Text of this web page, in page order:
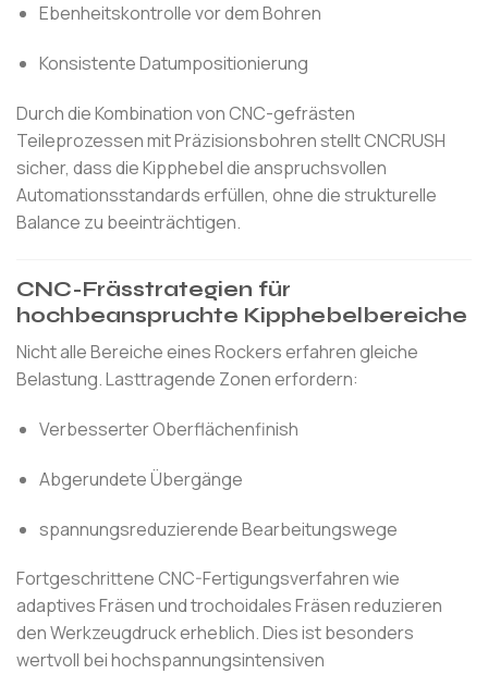
Ebenheitskontrolle vor dem Bohren
Konsistente Datumpositionierung
Durch die Kombination von CNC-gefrästen
Teileprozessen mit Präzisionsbohren stellt CNCRUSH
sicher, dass die Kipphebel die anspruchsvollen
Automationsstandards erfüllen, ohne die strukturelle
Balance zu beeinträchtigen.
CNC-Frässtrategien für
hochbeanspruchte Kipphebelbereiche
Nicht alle Bereiche eines Rockers erfahren gleiche
Belastung. Lasttragende Zonen erfordern:
Verbesserter Oberflächenfinish
Abgerundete Übergänge
spannungsreduzierende Bearbeitungswege
Fortgeschrittene CNC-Fertigungsverfahren wie
adaptives Fräsen und trochoidales Fräsen reduzieren
den Werkzeugdruck erheblich. Dies ist besonders
wertvoll bei hochspannungsintensiven